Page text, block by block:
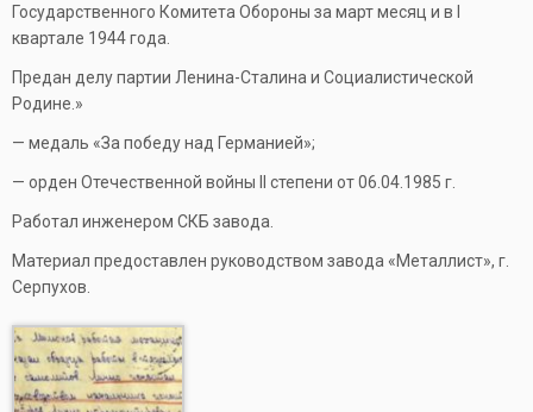
Государственного Комитета Обороны за март месяц и в I
квартале 1944 года.
Предан делу партии Ленина-Сталина и Социалистической
Родине.»
— медаль «За победу над Германией»;
— орден Отечественной войны II степени от 06.04.1985 г.
Работал инженером СКБ завода.
Материал предоставлен руководством завода «Металлист», г.
Серпухов.